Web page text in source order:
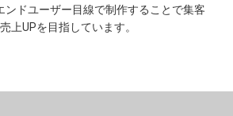
ンドユーザー目線で制作することで集客
上UPを目指しています。